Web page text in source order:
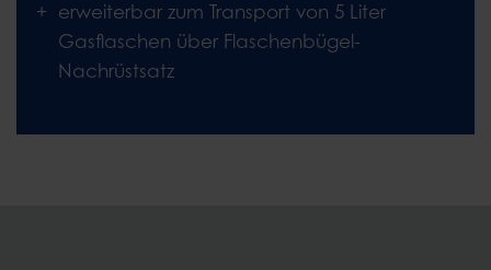
erweiterbar zum Transport von 5 Liter
Gasflaschen über Flaschenbügel-
Nachrüstsatz